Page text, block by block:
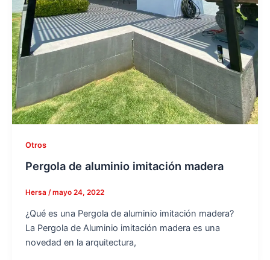
Otros
Pergola de aluminio imitación madera
Hersa /mayo 24, 2022
¿Qué es una Pergola de aluminio imitación madera?
La Pergola de Aluminio imitación madera es una
novedad en la arquitectura,